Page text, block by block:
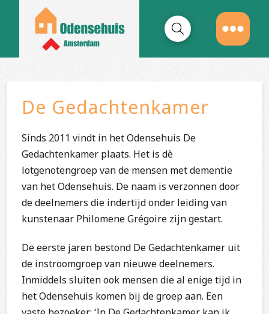
De Gedachtenkamer
Sinds 2011 vindt in het Odensehuis De
Gedachtenkamer plaats. Het is dè
lotgenotengroep van de mensen met dementie
van het Odensehuis. De naam is verzonnen door
de deelnemers die indertijd onder leiding van
kunstenaar Philomene Grégoire zijn gestart.
De eerste jaren bestond De Gedachtenkamer uit
de instroomgroep van nieuwe deelnemers.
Inmiddels sluiten ook mensen die al enige tijd in
het Odensehuis komen bij de groep aan. Een